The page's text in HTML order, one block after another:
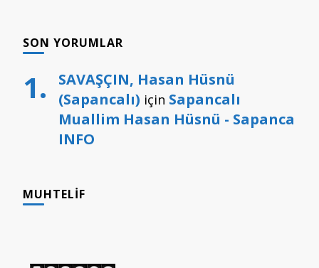
SON YORUMLAR
SAVAŞÇIN, Hasan Hüsnü
(Sapancalı) için Sapancalı
Muallim Hasan Hüsnü - Sapanca
INFO
MUHTELIF